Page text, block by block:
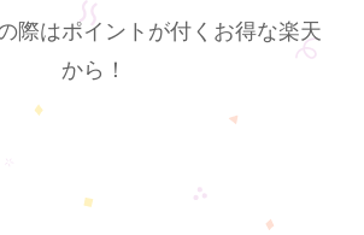
際はポイントが付くお得な楽天
から！